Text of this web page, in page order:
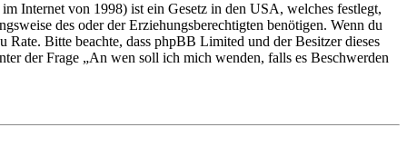
Internet von 1998) ist ein Gesetz in den USA, welches festlegt,
des oder der Erziehungsberechtigten benötigen. Wenn du
Bitte beachte, dass phpBB Limited und der Besitzer dieses
der Frage „An wen soll ich mich wenden, falls es Beschwerden